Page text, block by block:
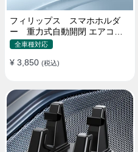
フィリップス スマホホルダ
ー 重力式自動開閉 エアコン
吹き出し口用 クリップ式 車
全車種対応
¥ 3,850 (税込)